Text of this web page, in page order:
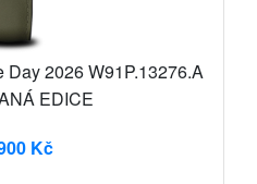
2026 W91P.13276.A
EDICE
Kč